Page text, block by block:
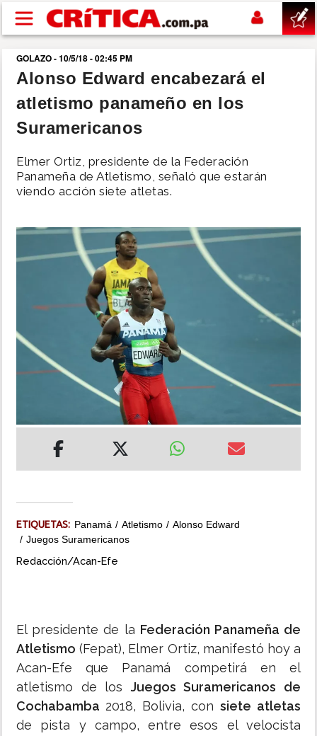
Pasar al contenido principal
buscar
SUCESOS
POLÍTICA
DEPORTES
MUNDO
INSÓLITAS
IMPRESO
GOLAZO - 10/5/18 - 02:45 PM
Alonso Edward encabezará el
atletismo panameño en los
Suramericanos
Elmer Ortiz, presidente de la Federación
Panameña de Atletismo, señaló que estarán
viendo acción siete atletas.
ETIQUETAS: Panamá Atletismo
Alonso Edward
Juegos Suramericanos
Redacción/Acan-Efe
El presidente de la Federación Panameña de
Atletismo (Fepat), Elmer Ortiz, manifestó hoy a
Acan-Efe que Panamá competirá en el
atletismo de los Juegos Suramericanos de
Cochabamba 2018, Bolivia, con siete atletas
de pista y campo, entre esos el velocista